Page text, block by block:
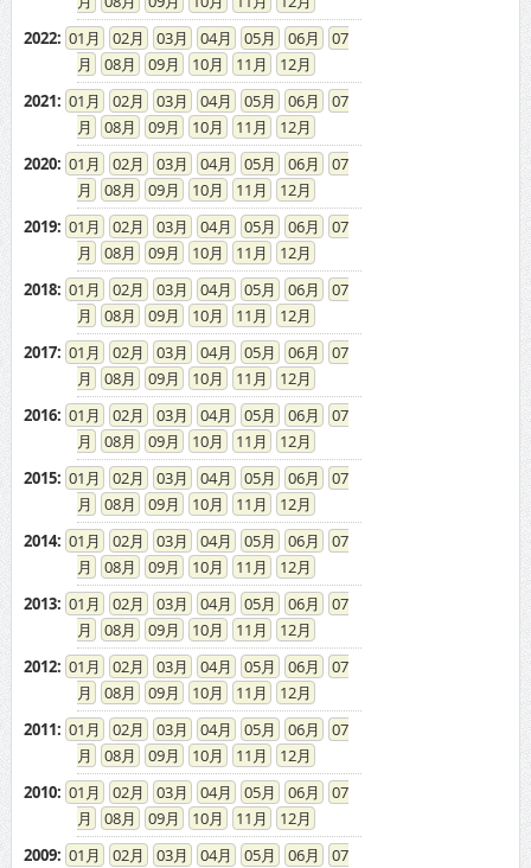
01 02 03 04 05 06
08
09 10 11
12
01 02 03 04 05 06
08
09 10 11
12
01 02 03 04 05 06
08
09 10 11
12
01 02 03 04 05 06
08
09 10 11
12
01 02 03 04 05 06
08
09 10 11
12
01 02 03 04 05 06
08
09 10 11
12
01 02 03 04 05 06
08
09 10 11
12
01 02 03 04 05 06
08
09 10 11
12
01 02 03 04 05 06
08
09 10 11
12
01 02 03 04 05 06
08
09 10 11
12
01 02 03 04 05 06
08
09 10 11
12
01 02 03 04 05 06
08
09 10 11
12
01 02 03 04 05 06
08
09 10 11
12
01 02 03 04 05 06
08
09 10 11
12